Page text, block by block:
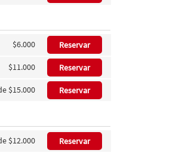
$6.000 Reservar
$11.000 Reservar
$15.000 Reservar
$12.000 Reservar